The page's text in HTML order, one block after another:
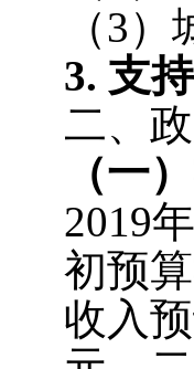
（3
3. 支
二、
（一）
2019
初预
收入